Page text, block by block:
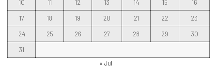
10 11 12 13 14 15 16
17 18 19 20 21 22 23
24 25 26 27 28 29 30
31
« Jul